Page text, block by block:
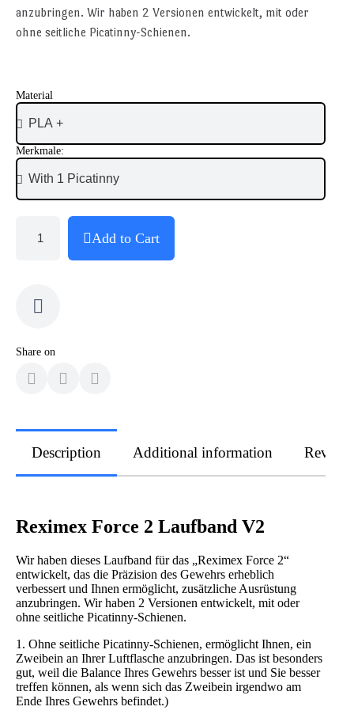
anzubringen. Wir haben 2 Versionen entwickelt, mit oder
ohne seitliche Picatinny-Schienen.
Material
Merkmale:
Add to Cart
Share on
Description Additional information
Reximex Force 2 Laufband V2
Wir haben dieses Laufband für das „Reximex Force 2“
entwickelt, das die Präzision des Gewehrs erheblich
verbessert und Ihnen ermöglicht, zusätzliche Ausrüstung
anzubringen. Wir haben 2 Versionen entwickelt, mit oder
ohne seitliche Picatinny-Schienen.
1. Ohne seitliche Picatinny-Schienen, ermöglicht Ihnen, ein
Zweibein an Ihrer Luftflasche anzubringen. Das ist besonders
gut, weil die Balance Ihres Gewehrs besser ist und Sie besser
treffen können, als wenn sich das Zweibein irgendwo am
Ende Ihres Gewehrs befindet.)